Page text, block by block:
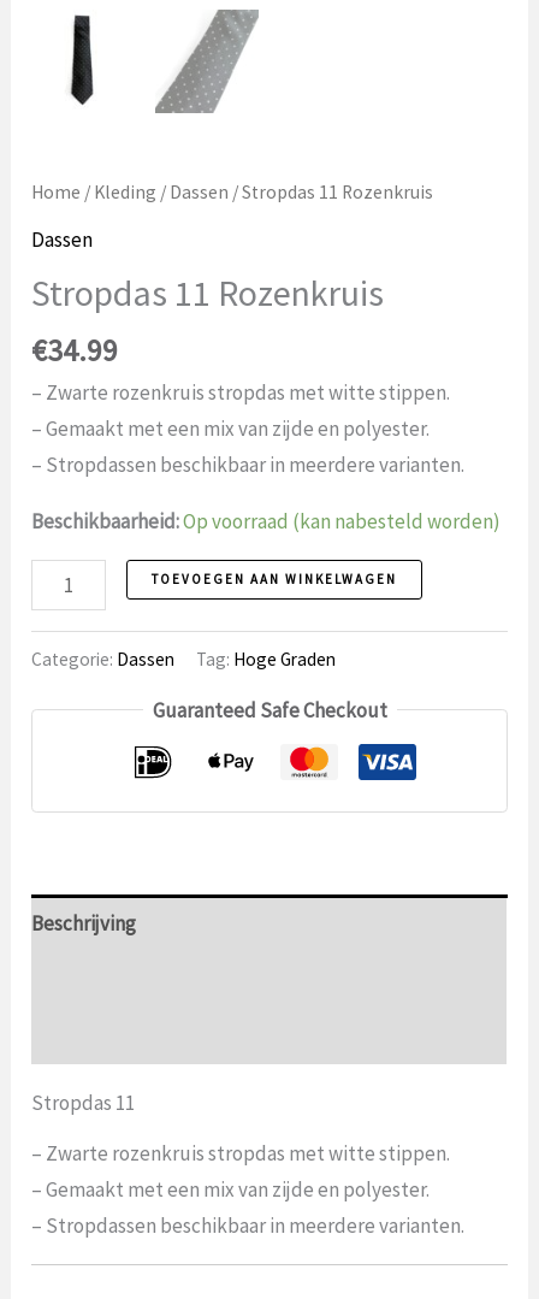
Home / Kleding / Dassen / Stropdas 11 Rozenkruis
Dassen
Stropdas 11 Rozenkruis
€34.99
– Zwarte rozenkruis stropdas met witte stippen.
– Gemaakt met een mix van zijde en polyester.
– Stropdassen beschikbaar in meerdere varianten.
Beschikbaarheid:Op voorraad (kan nabesteld worden)
Stropdas
11
Rozenkruis
TOEVOEGEN AAN WINKELWAGEN
Categorie: Dassen Tag: Hoge Graden
Guaranteed Safe Checkout
Beschrijving
Stropdas 11
– Zwarte rozenkruis stropdas met witte stippen.
– Gemaakt met een mix van zijde en polyester.
– Stropdassen beschikbaar in meerdere varianten.